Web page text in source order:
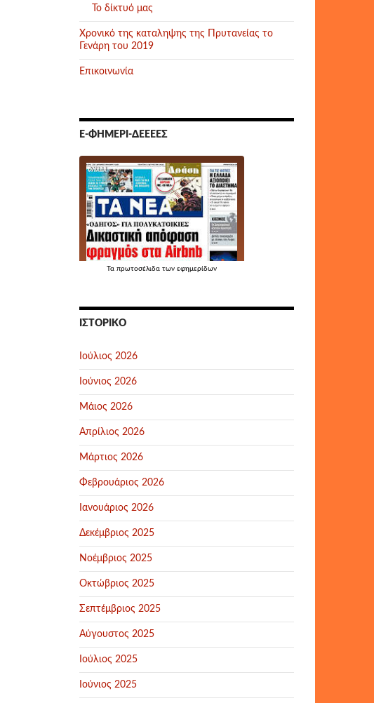
Το δίκτυό μας
Χρονικό της καταληψης της Πρυτανείας το
Γενάρη του 2019
Επικοινωνία
Ε-ΦΗΜΕΡΊ-ΔΕΕΕΕΣ
Τα πρωτοσέλιδα των εφημερίδων
ΙΣΤΟΡΙΚΌ
Ιούλιος 2026
Ιούνιος 2026
Μάιος 2026
Απρίλιος 2026
Μάρτιος 2026
Φεβρουάριος 2026
Ιανουάριος 2026
Δεκέμβριος 2025
Νοέμβριος 2025
Οκτώβριος 2025
Σεπτέμβριος 2025
Αύγουστος 2025
Ιούλιος 2025
Ιούνιος 2025